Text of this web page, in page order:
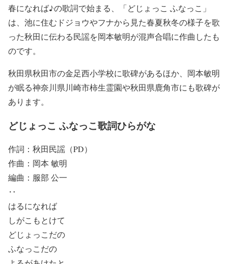
春になれば♪の歌詞で始まる、「どじょっこ ふなっこ」
は、池に住むドジョウやフナから見た春夏秋冬の様子を歌
った秋田に伝わる民謡を岡本敏明が混声合唱に作曲したも
のです。
秋田県秋田市の金足西小学校に歌碑があるほか、岡本敏明
が眠る神奈川県川崎市柿生霊園や秋田県鹿角市にも歌碑が
あります。
どじょっこ ふなっこ歌詞ひらがな
作詞：秋田民謡（PD）
作曲：岡本 敏明
編曲：服部 公一
‥
はるになれば
しがこもとけて
どじょっこだの
ふなっこだの